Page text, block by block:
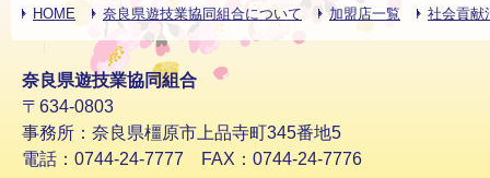
HOME 奈良県遊技業協同組合について 加盟店一覧 社会貢献
奈良県遊技業協同組合
〒634-0803
事務所：奈良県橿原市上品寺町345番地5
電話：0744-24-7777 FAX：0744-24-7776